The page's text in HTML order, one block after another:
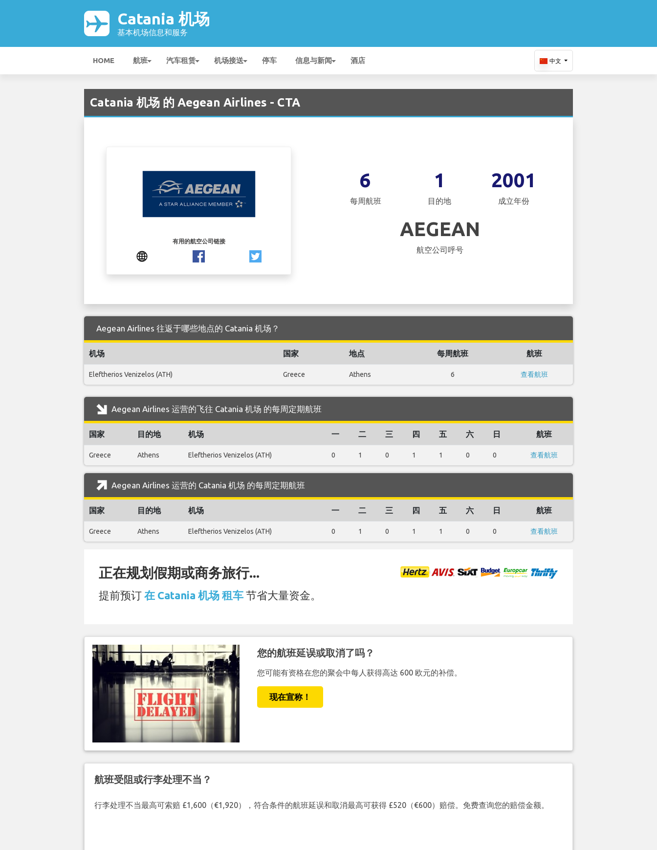
Catania 机场
基本机场信息和服务
HOME 航班 汽车租赁 机场接送 停车 信息与新闻 酒店 中文
Catania 机场 的 Aegean Airlines - CTA
有用的航空公司链接
6
每周航班
1
目的地
2001
成立年份
AEGEAN
航空公司呼号
Aegean Airlines 往返于哪些地点的 Catania 机场？
机场 国家 地点 每周航班 航班
Eleftherios Venizelos (ATH) Greece Athens 6 查看航班
Aegean Airlines 运营的飞往 Catania 机场 的每周定期航班
国家 目的地 机场 一 二 三 四 五 六 日 航班
Greece Athens Eleftherios Venizelos (ATH) 0 1 0 1 1 0 0 查看航班
Aegean Airlines 运营的 Catania 机场 的每周定期航班
国家 目的地 机场 一 二 三 四 五 六 日 航班
Greece Athens Eleftherios Venizelos (ATH) 0 1 0 1 1 0 0 查看航班
正在规划假期或商务旅行...
提前预订 在 Catania 机场 租车 节省大量资金。
您的航班延误或取消了吗？
您可能有资格在您的聚会中每人获得高达 600 欧元的补偿。
现在宣称！
航班受阻或行李处理不当？
行李处理不当最高可索赔 £1,600（€1,920），符合条件的航班延误和取消最高可获得 £520（€600）赔偿。免费查询您的赔偿金额。